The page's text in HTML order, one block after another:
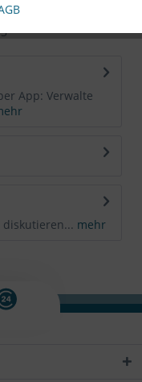
App: Verwalte
mehr